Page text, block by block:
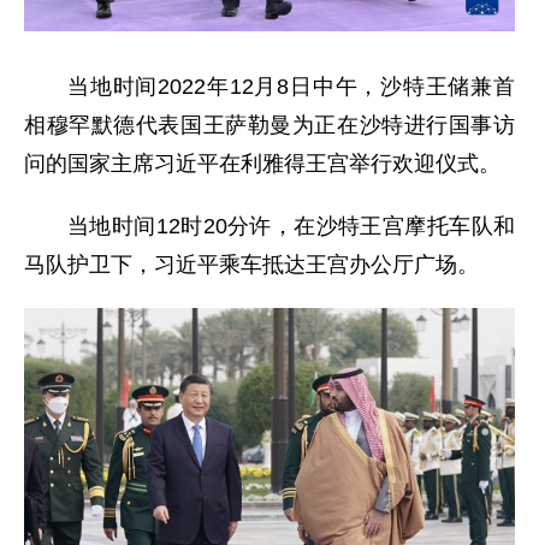
当地时间2022年12月8日中午，沙特王储兼首
相穆罕默德代表国王萨勒曼为正在沙特进行国事访
问的国家主席习近平在利雅得王宫举行欢迎仪式。
当地时间12时20分许，在沙特王宫摩托车队和
马队护卫下，习近平乘车抵达王宫办公厅广场。